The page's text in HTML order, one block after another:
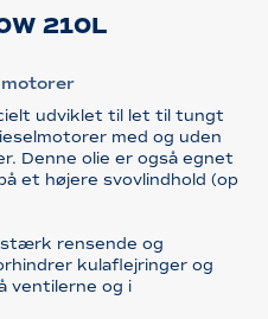
210L
udviklet til let til tungt
med og uden
Denne olie er også egnet
et højere svovlindhold (op
stærk rensende og
kulaflejringer og
ventilerne og i